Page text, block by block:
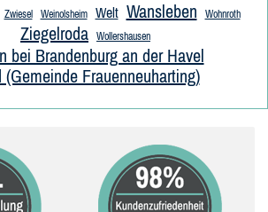
Zwiesel Weinolsheim Welt Wansleben Wohnroth
Ziegelroda Wollershausen
bei Brandenburg an der Havel
(Gemeinde Frauenneuharting)